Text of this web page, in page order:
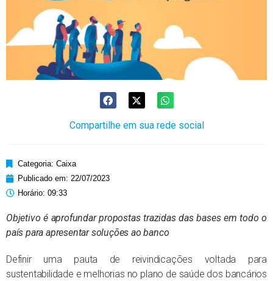
Compartilhe em sua rede social
Categoria: Caixa
Publicado em: 22/07/2023
Horário: 09:33
Objetivo é aprofundar propostas trazidas das bases em todo o
país para apresentar soluções ao banco
Definir uma pauta de reivindicações voltada para
sustentabilidade e melhorias no plano de saúde dos bancários